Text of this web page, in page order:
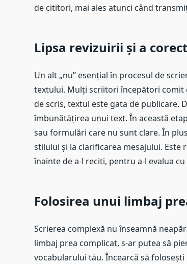
de cititori, mai ales atunci când
Lipsa revizuirii și a
Un alt „nu” esențial în procesul de
textului. Mulți scriitori începători comit
de scris, textul este gata de publicare.
îmbunătățirea unui text. În această
sau formulări care nu sunt clare. În
stilului și la clarificarea mesajului. Este
înainte de a-l reciti, pentru a-l evalua
Folosirea unui limbaj
Scrierea complexă nu înseamnă
limbaj prea complicat, s-ar putea să
vocabularului tău. Încearcă să